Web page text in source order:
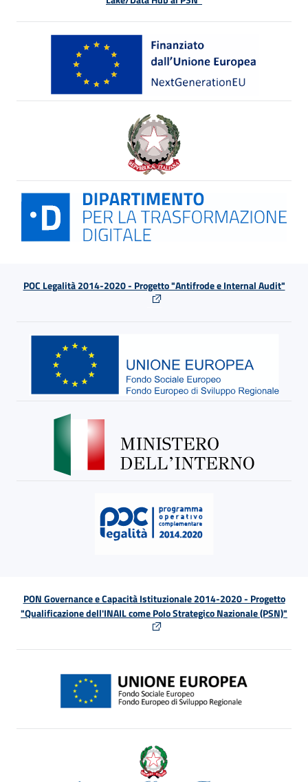
POC Legalità 2014-2020 - Progetto "Antifrode e Internal Audit"
PON Governance e Capacità Istituzionale 2014-2020 - Progetto
"Qualificazione dell'INAIL come Polo Strategico Nazionale (PSN)"